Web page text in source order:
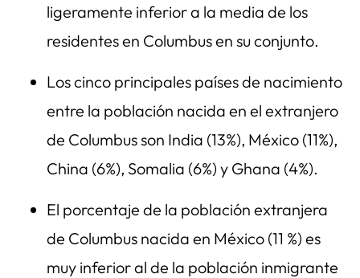
ligeramente inferior a la media de los
residentes en Columbus en su conjunto.
Los cinco principales países de nacimiento
entre la población nacida en el extranjero
de Columbus son India (13%), México (11%),
China (6%), Somalia (6%) y Ghana (4%).
El porcentaje de la población extranjera
de Columbus nacida en México (11 %) es
muy inferior al de la población inmigrante